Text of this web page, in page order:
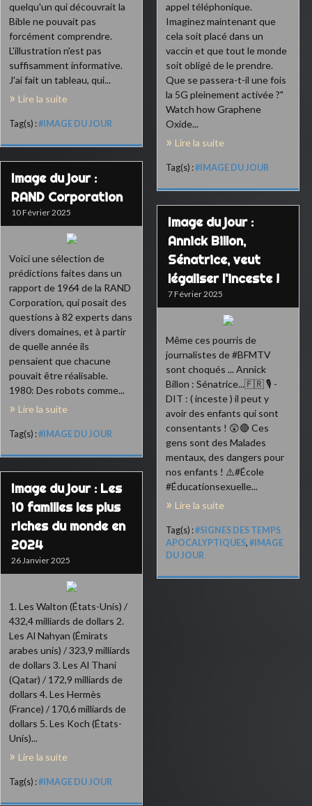
quelqu'un qui découvrait la
Bible ne pouvait pas
forcément comprendre.
L'illustration n'est pas
suffisamment informative.
J'ai fait un tableau, qui...
Lire la suite
Tag(s) :#IMAGE DU JOUR
appel téléphonique.
Imaginez maintenant que
cela soit placé dans un
vaccin et que tout le monde
soit obligé de le prendre.
Que se passera-t-il une fois
la 5G pleinement activée ?"
Watch how Graphene
Oxide...
Lire la suite
Tag(s) :#IMAGE DU JOUR
Image du jour :
RAND Corporation
10 Février 2025
Voici une sélection de
prédictions faites dans un
rapport de 1964 de la RAND
Corporation, qui posait des
questions à 82 experts dans
divers domaines, et à partir
de quelle année ils
pensaient que chacune
pouvait être réalisable.
1980: Des robots comme...
Lire la suite
Tag(s) :#IMAGE DU JOUR
Image du jour :
Annick Billon,
Sénatrice, veut
légaliser l'inceste !
7 Février 2025
Même ces pourris de
journalistes de #BFMTV
sont choqués ... Annick
Billon : Sénatrice...🇫🇷 🎙 -
DIT : ( inceste ) il peut y
avoir des enfants qui sont
consentants ! 😲🔴 Ces
gens sont des Malades
mentaux, des dangers pour
nos enfants ! ⚠️#École
#Éducationsexuelle...
Lire la suite
Tag(s) :#SIGNES DES TEMPS
APOCALYPTIQUES, #IMAGE
DU JOUR
Image du jour : Les
10 familles les plus
riches du monde en
2024
26 Janvier 2025
1. Les Walton (États-Unis) /
432,4 milliards de dollars 2.
Les Al Nahyan (Émirats
arabes unis) / 323,9 milliards
de dollars 3. Les Al Thani
(Qatar) / 172,9 milliards de
dollars 4. Les Hermès
(France) / 170,6 milliards de
dollars 5. Les Koch (États-
Unis)...
Lire la suite
Tag(s) :#IMAGE DU JOUR